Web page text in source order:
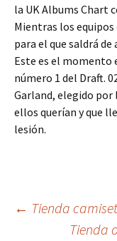
la UK Albums Chart
Mientras los
para el que saldrá de
Este es el momento
número 1 del Draft.
Garland, elegido por
ellos querían y que
lesión.
← Tienda
Tienda